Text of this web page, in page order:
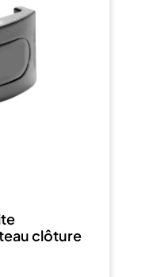
clôture